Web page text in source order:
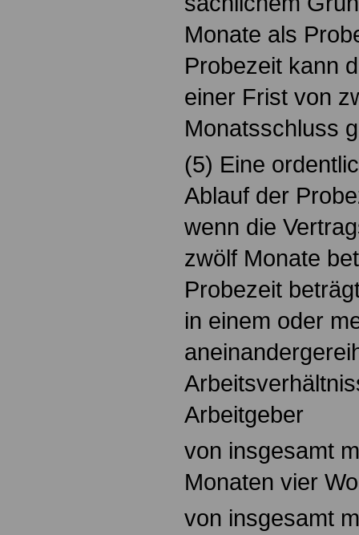
Monate als
Probezeit kann
einer Frist von
Monatsschluss
(5) Eine
Ablauf der
wenn die
zwölf Monate
Probezeit
in einem oder
Arbeitgeber
von insgesamt
Monaten vier
von insgesamt